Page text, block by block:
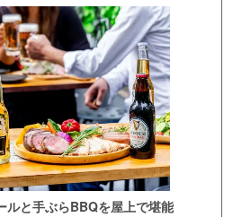
ルと手ぶらBBQを屋上で堪能